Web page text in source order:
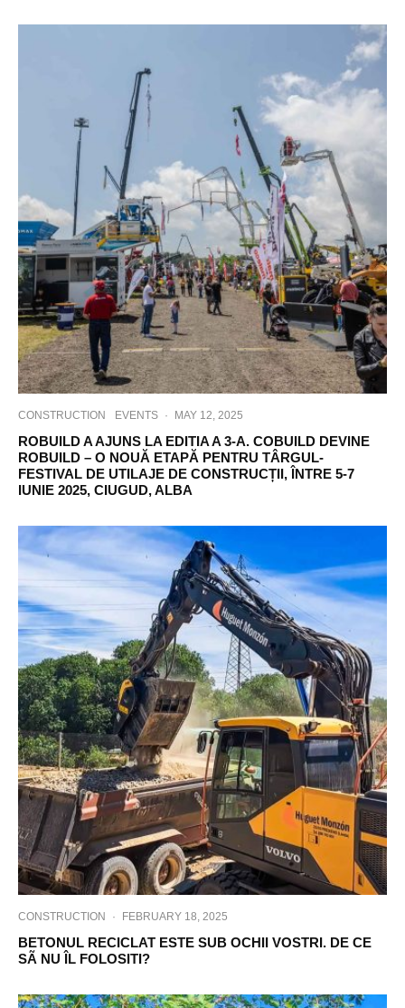
CONSTRUCTION EVENTS · MAY 12, 2025
ROBUILD A AJUNS LA EDITIA A 3-A. COBUILD DEVINE
ROBUILD – O NOUĂ ETAPĂ PENTRU TÂRGUL-
FESTIVAL DE UTILAJE DE CONSTRUCȚII, ÎNTRE 5-7
IUNIE 2025, CIUGUD, ALBA
CONSTRUCTION · FEBRUARY 18, 2025
BETONUL RECICLAT ESTE SUB OCHII VOSTRI. DE CE
SÃ NU ÎL FOLOSITI?